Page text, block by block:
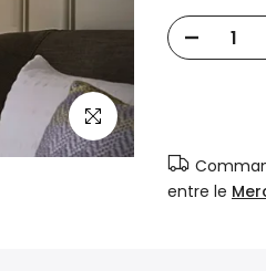
Cliquer pour agrandir
entre le